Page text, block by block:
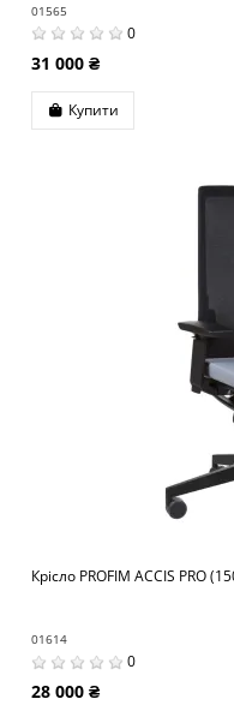
01565
0
31 000 ₴
Купити
Крісло PROFIM ACCIS PRO
01614
0
28 000 ₴